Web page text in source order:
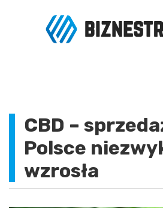
CBD –
Polsce
wzrosła